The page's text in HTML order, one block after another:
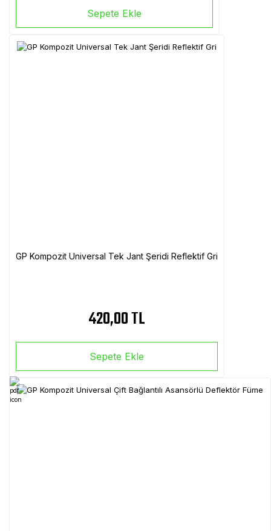
Sepete Ekle
GP Kompozit Universal Tek Jant Şeridi Reflektif Gri
420,00 TL
Sepete Ekle